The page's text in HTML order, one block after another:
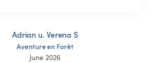
Adrian u. Verena S
Aventureen Forêt
June 2026